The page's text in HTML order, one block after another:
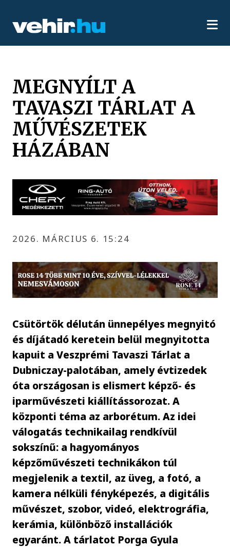
MEGNYÍLT A
TAVASZI TÁRLAT A
MŰVÉSZETEK
HÁZÁBAN
2026. MÁRCIUS 6. 15:24
Csütörtök délután ünnepélyes megnyitó
és díjátadó keretein belül megnyitotta
kapuit a Veszprémi Tavaszi Tárlat a
Dubniczay-palotában, amely évtizedek
óta országosan is elismert képző- és
iparművészeti kiállítássorozat. A
központi téma az arborétum. Az idei
válogatás technikailag rendkívül
sokszínű: a hagyományos
képzőművészeti technikákon túl
megjelenik a textil, az üveg, a fotó, a
kamera nélküli fényképezés, a digitális
művészet, szobor, videó, elektrográfia,
kerámia, különböző installációk
egyaránt. A tárlatot Porga Gyula